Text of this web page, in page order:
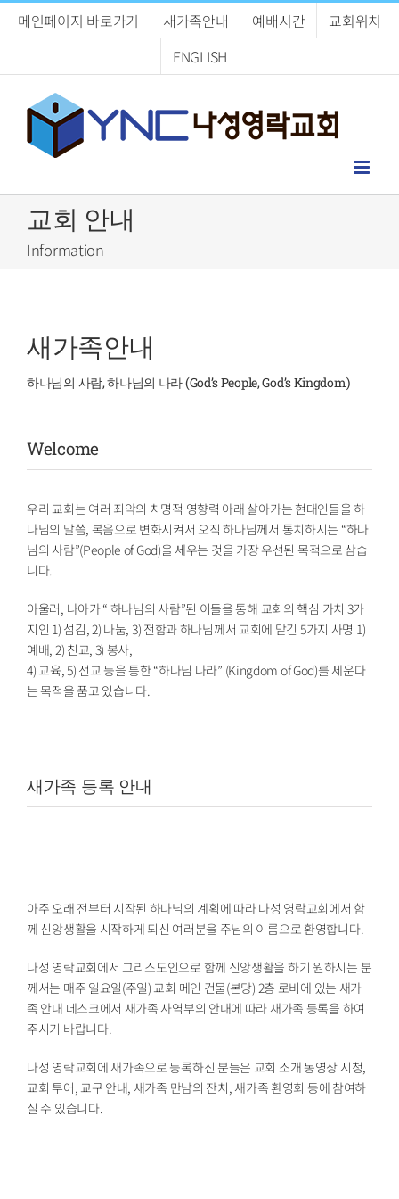
메인페이지 바로가기 새가족안내 예배시간
교회위치
ENGLISH
교회 안내
Information
새가족안내
하나님의 사람, 하나님의 나라 (God’s People, God’s Kingdom)
Welcome
우리 교회는 여러 죄악의 치명적 영향력 아래 살아가는 현대인들을 하
나님의 말씀, 복음으로 변화시켜서 오직 하나님께서 통치하시는 “하나
님의 사람”(People of God)을 세우는 것을 가장 우선된 목적으로 삼습
니다.
아울러, 나아가 “ 하나님의 사람”된 이들을 통해 교회의 핵심 가치 3가
지인 1) 섬김, 2) 나눔, 3) 전함과 하나님께서 교회에 맡긴 5가지 사명 1)
예배, 2) 친교, 3) 봉사,
4) 교육, 5) 선교 등을 통한 “하나님 나라” (Kingdom of God)를 세운다
는 목적을 품고 있습니다.
새가족 등록 안내
아주 오래 전부터 시작된 하나님의 계획에 따라 나성 영락교회에서 함
께 신앙생활을 시작하게 되신 여러분을 주님의 이름으로 환영합니다.
나성 영락교회에서 그리스도인으로 함께 신앙생활을 하기 원하시는 분
께서는 매주 일요일(주일) 교회 메인 건물(본당) 2층 로비에 있는 새가
족 안내 데스크에서 새가족 사역부의 안내에 따라 새가족 등록을 하여
주시기 바랍니다.
나성 영락교회에 새가족으로 등록하신 분들은 교회 소개 동영상 시청,
교회 투어, 교구 안내, 새가족 만남의 잔치, 새가족 환영회 등에 참여하
실 수 있습니다.